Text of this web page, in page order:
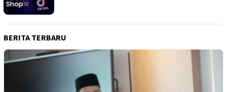
BERITA TERBARU